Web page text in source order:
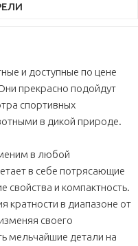
и доступные по цене
прекрасно подойдут
спортивных
в дикой природе.
в любой
в себе потрясающие
свойства и компактность.
кратности в диапазоне от
своего
мельчайшие детали на